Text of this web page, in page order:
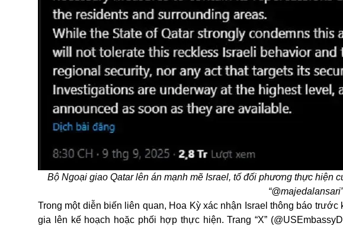
Bộ Ngoại giao Qatar lên án mạnh mẽ Israel, tố đối phương thực hiện
Trong một diễn biến liên quan, Hoa Kỳ xác nhận Israel thông báo
gia lên kế hoạch hoặc phối hợp thực hiện. Trang “X”